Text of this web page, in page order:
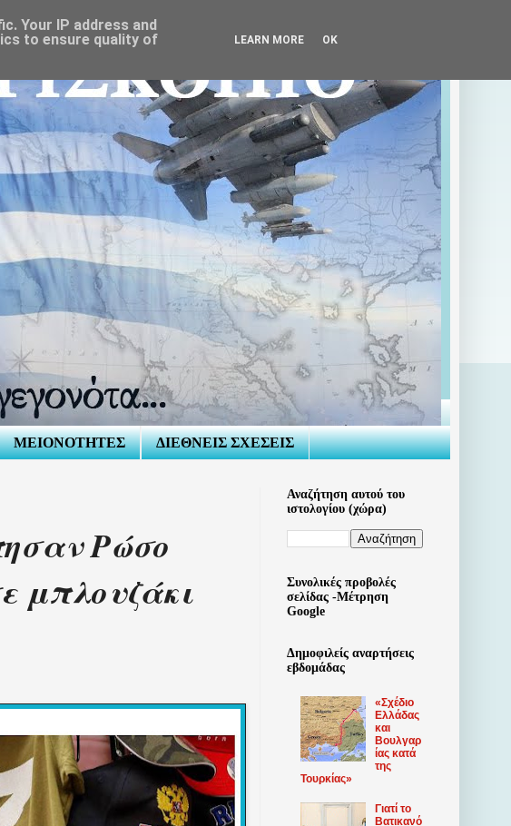
ΜΕΙΟΝΟΤΗΤΕΣ ΔΙΕΘΝΕΙΣ ΣΧΕΣΕΙΣ
Ρώσο
μπλουζάκι
Αναζήτηση αυτού του
ιστολογίου (χώρα)
Συνολικές προβολές
σελίδας -Μέτρηση
Google
Δημοφιλείς αναρτήσεις
εβδομάδας
«Σχέδιο
Ελλάδας
και
Βουλγαρ
ίας κατά
της
Τουρκίας»
Γιατί το
Βατικανό
Your IP address and
to ensure quality of
LEARN MORE OK